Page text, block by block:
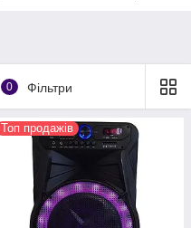
0 Фільтри
Топ продажів